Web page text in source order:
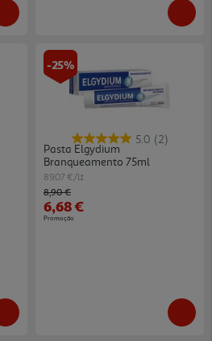
-25%
5.0 (2)
Pasta Elgydium
Branqueamento 75ml
89.07 €/Lt
Price reduced from
8,90 €to
6,68 €
Promoção